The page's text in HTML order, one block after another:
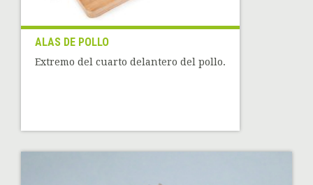
ALAS DE POLLO
Extremo del cuarto delantero del pollo.